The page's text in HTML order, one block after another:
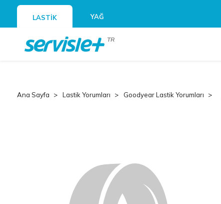
LASTİK YAĞ
TR
Ana Sayfa Lastik Yorumları Goodyear Lastik Yorumları